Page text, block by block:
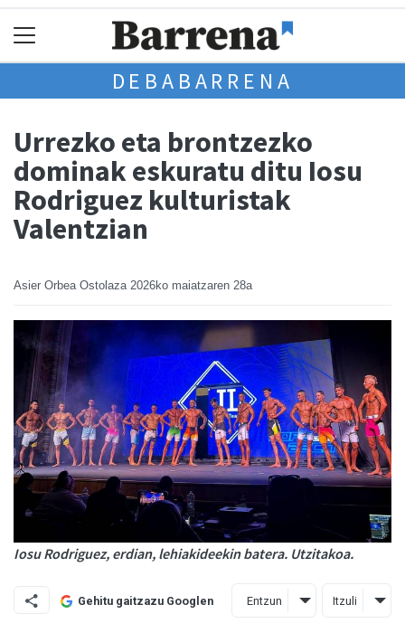
DEBABARRENA
Urrezko eta brontzezko
dominak eskuratu ditu Iosu
Rodriguez kulturistak
Valentzian
Asier Orbea Ostolaza 2026ko maiatzaren 28a
Iosu Rodriguez, erdian, lehiakideekin batera. Utzitakoa.
Gehitu gaitzazu Googlen Entzun Itzuli